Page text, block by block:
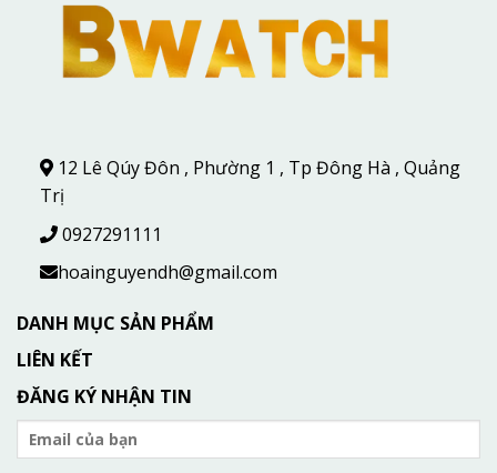
12 Lê Qúy Đôn , Phường 1 , Tp Đông Hà , Quảng
Trị
0927291111
hoainguyendh@gmail.com
DANH MỤC SẢN PHẨM
LIÊN KẾT
ĐĂNG KÝ NHẬN TIN